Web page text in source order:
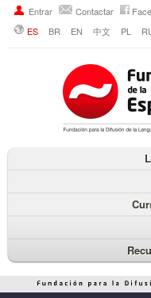
Entrar Contactar
ES
BR EN 中文 PL